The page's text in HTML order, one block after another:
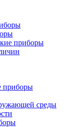
приборы
приборы
среды